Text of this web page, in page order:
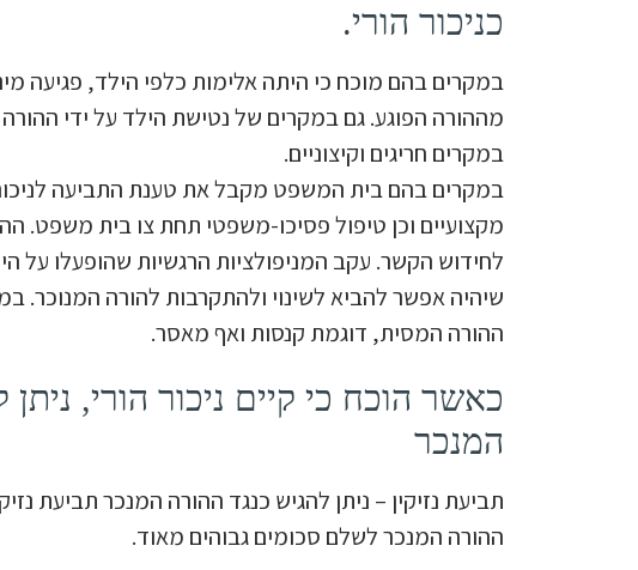
כניכור הורי.
במקרים בהם מוכח כי היתה אלימות כלפי הילד, פגיעה
מההורה הפוגע. גם במקרים של נטישת הילד על ידי
במקרים חריגים וקיצוניים.
במקרים בהם בית המשפט מקבל את טענת התביעה לניכור
מקצועיים וכן טיפול פסיכו-משפטי תחת צו בית משפט.
לחידוש הקשר. עקב המניפולציות הרגשיות שהופעלו על
שיהיה אפשר להביא לשינוי ולהתקרבות להורה המנוכר.
ההורה המסית, דוגמת קנסות ואף מאסר.
כאשר הוכח כי קיים ניכור הורי,
המנכר
תביעת נזיקין – ניתן להגיש כנגד ההורה המנכר תביעת
ההורה המנכר לשלם סכומים גבוהים מאוד.